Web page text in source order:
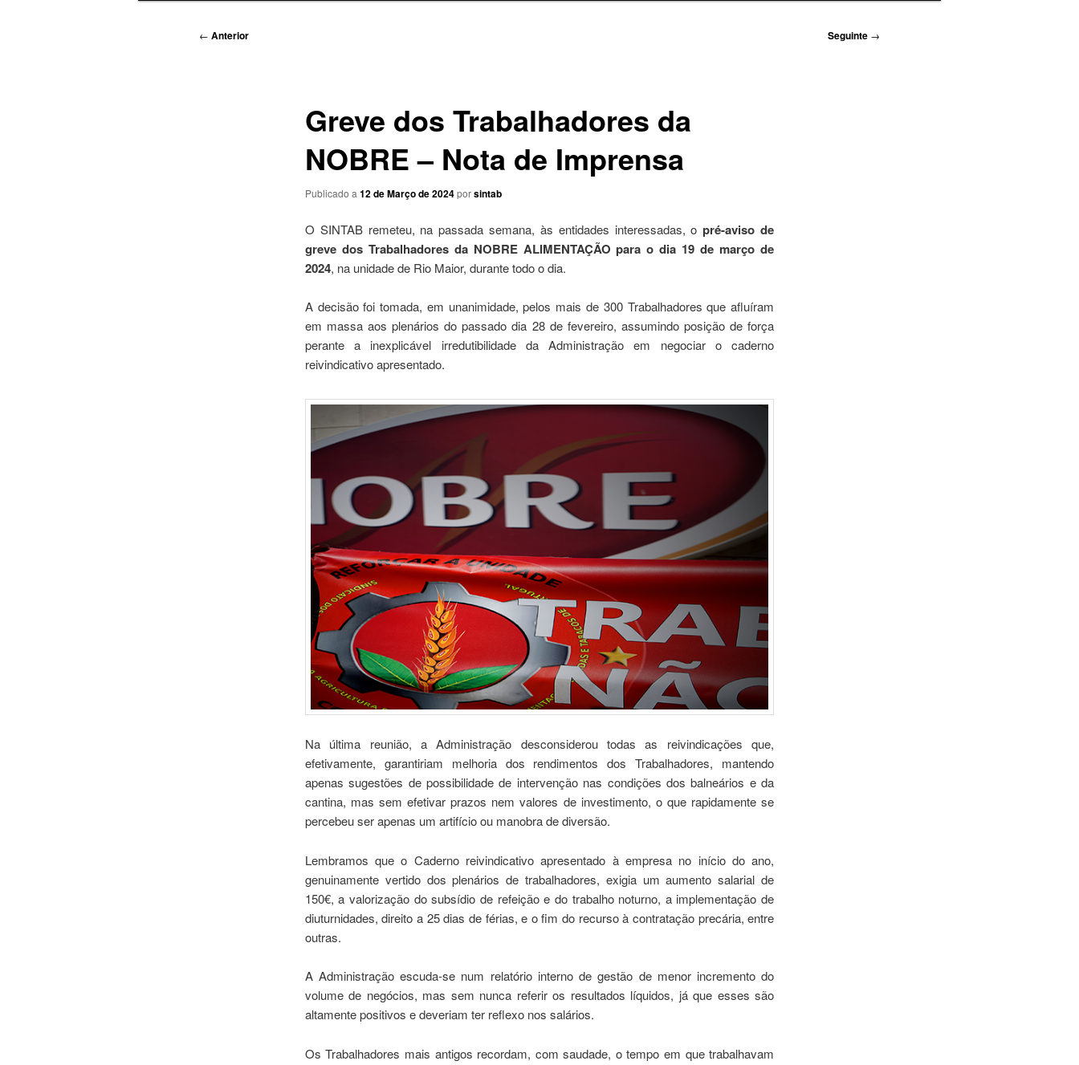
Navegação
← Anterior Seguinte →
Greve dos Trabalhadores da
NOBRE – Nota de Imprensa
Publicado a 12 de Março de 2024porsintab
O SINTAB remeteu, na passada semana, às entidades interessadas, opré-aviso de
greve dos Trabalhadores da NOBRE ALIMENTAÇÃO para o dia 19 de março de
2024, na unidade de Rio Maior, durante todo o dia.
A decisão foi tomada, em unanimidade, pelos mais de 300 Trabalhadores que afluíram
em massa aos plenários do passado dia 28 de fevereiro, assumindo posição de força
perante a inexplicável irredutibilidade da Administração em negociar o caderno
reivindicativo apresentado.
Na última reunião, a Administração desconsiderou todas as reivindicações que,
efetivamente, garantiriam melhoria dos rendimentos dos Trabalhadores, mantendo
apenas sugestões de possibilidade de intervenção nas condições dos balneários e da
cantina, mas sem efetivar prazos nem valores de investimento, o que rapidamente se
percebeu ser apenas um artifício ou manobra de diversão.
Lembramos que o Caderno reivindicativo apresentado à empresa no início do ano,
genuinamente vertido dos plenários de trabalhadores, exigia um aumento salarial de
150€, a valorização do subsídio de refeição e do trabalho noturno, a implementação de
diuturnidades, direito a 25 dias de férias, e o fim do recurso à contratação precária, entre
outras.
A Administração escuda-se num relatório interno de gestão de menor incremento do
volume de negócios, mas sem nunca referir os resultados líquidos, já que esses são
altamente positivos e deveriam ter reflexo nos salários.
Os Trabalhadores mais antigos recordam, com saudade, o tempo em que trabalhavam